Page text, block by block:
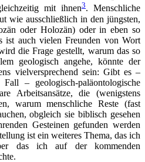
mit ihnen3. Menschliche
wie ausschließlich in den jüngsten,
oder Holozän) oder in eben so
ist auch vielen Freunden von Wort
die Frage gestellt, warum das so
geologisch angehe, könnte der
vielversprechend sein: Gibt es –
– geologisch-paläontologische
Arbeitsansätze, die (wenigstens
warum menschliche Reste (fast
obgleich sie biblisch gesehen
Gesteinen gefunden werden
ist ein weiteres Thema, das ich
das ich auf der kommenden